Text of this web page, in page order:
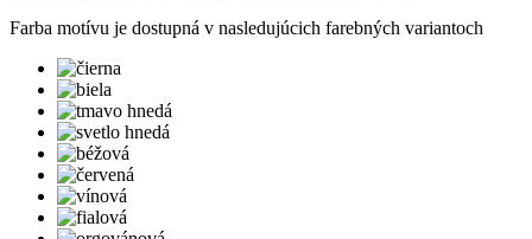
Farba motívu je dostupná v nasledujúcich farebných variantoch